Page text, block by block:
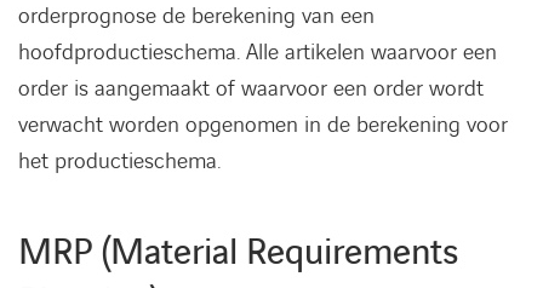
orderprognose de berekening van een
hoofdproductieschema. Alle artikelen waarvoor een
order is aangemaakt of waarvoor een order wordt
verwacht worden opgenomen in de berekening voor
het productieschema.
MRP (Material Requirements